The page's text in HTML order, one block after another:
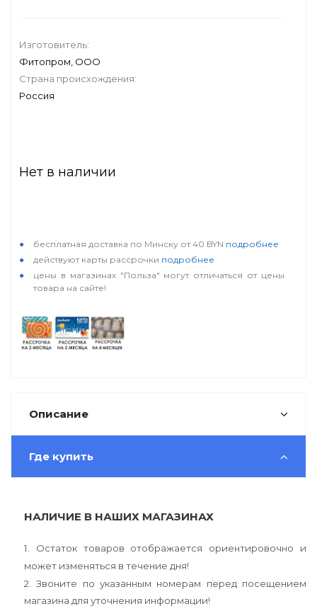
Изготовитель:
Фитопром, ООО
Страна происхождения:
Россия
Нет в наличии
бесплатная доставка по Минску от 40 BYN подробнее
действуют карты рассрочки подробнее
цены в магазинах "Польза" могут отличаться от цены
товара на сайте!
Описание
Где купить
НАЛИЧИЕ В НАШИХ МАГАЗИНАХ
1. Остаток товаров отображается ориентировочно и
может изменяться в течение дня!
2. Звоните по указанным номерам перед посещением
магазина для уточнения информации!